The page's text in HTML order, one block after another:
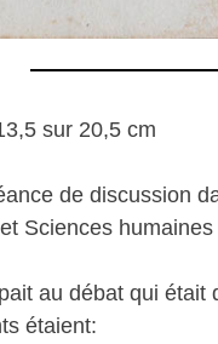
sur 20,5 cm
de discussion
Sciences
au débat qui
étaient: